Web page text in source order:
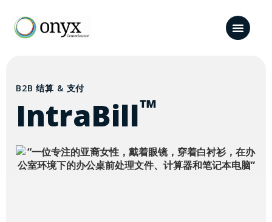
B2B 结算 & 支付
IntraBill™